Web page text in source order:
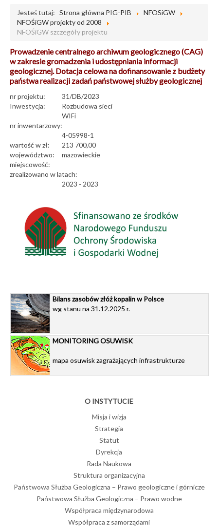
Jesteś tutaj: Strona główna PIG-PIB
NFOSiGW
NFOŚiGW projekty od 2008
NFOŚiGW szczegóły projektu
Prowadzenie centralnego archiwum geologicznego (CAG)
w zakresie gromadzenia i udostępniania informacji
geologicznej. Dotacja celowa na dofinansowanie z budżety
państwa realizacji zadań państwowej służby geologicznej
nr projektu:
31/DB/2023
Inwestycja:
Rozbudowa sieci
WIFi
nr inwentarzowy:
4-05998-1
wartość w zł:
213 700,00
województwo:
mazowieckie
miejscowość:
zrealizowano w latach:
2023 - 2023
Bilans zasobów złóż kopalin w Polsce
wg stanu na 31.12.2025 r.
MONITORING OSUWISK
mapa osuwisk zagrażających infrastrukturze
O INSTYTUCIE
Misja i wizja
Strategia
Statut
Dyrekcja
Rada Naukowa
Struktura organizacyjna
Państwowa Służba Geologiczna – Prawo geologiczne i górnicze
Państwowa Służba Geologiczna – Prawo wodne
Współpraca międzynarodowa
Współpraca z samorządami